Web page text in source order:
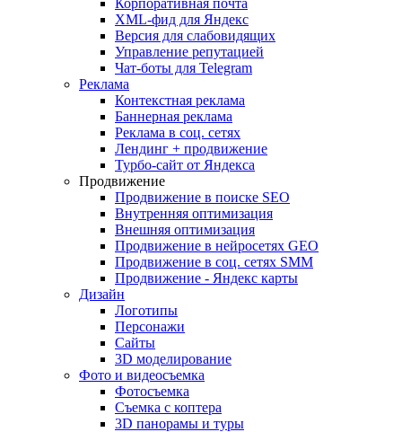
Корпоративная почта
XML-фид для Яндекс
Версия для слабовидящих
Управление репутацией
Чат-боты для Telegram
Реклама
Контекстная реклама
Баннерная реклама
Реклама в соц. сетях
Лендинг + продвижение
Турбо-сайт от Яндекса
Продвижение
Продвижение в поиске SEO
Внутренняя оптимизация
Внешняя оптимизация
Продвижение в нейросетях GEO
Продвижение в соц. сетях SMM
Продвижение - Яндекс карты
Дизайн
Логотипы
Персонажи
Сайты
3D моделирование
Фото и видеосъемка
Фотосъемка
Съемка с коптера
3D панорамы и туры